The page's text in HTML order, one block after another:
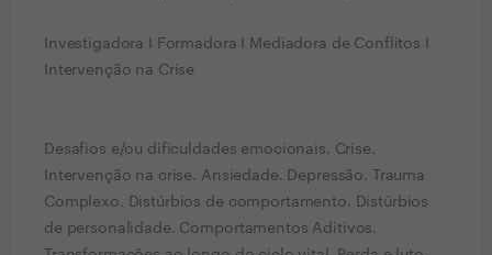
Investigadora I Formadora I Mediadora de Conflitos I
Intervenção na Crise
Desafios e/ou dificuldades emocionais. Crise.
Intervenção na crise. Ansiedade. Depressão. Trauma
Complexo. Distúrbios de comportamento. Distúrbios
de personalidade. Comportamentos Aditivos.